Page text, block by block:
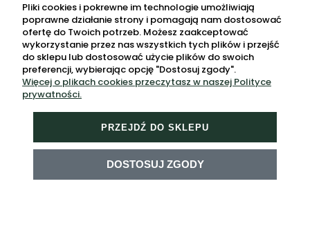
POMOC
MOJE KONTO
PŁATNOŚCI I DOSTAWA
O NAS
Pliki cookies i pokrewne im technologie umożliwiają
poprawne działanie strony i pomagają nam dostosować
ofertę do Twoich potrzeb. Możesz zaakceptować
wykorzystanie przez nas wszystkich tych plików i przejść
do sklepu lub dostosować użycie plików do swoich
preferencji, wybierając opcję "Dostosuj zgody".
Więcej o plikach cookies przeczytasz w naszej Polityce
prywatności.
PRZEJDŹ DO SKLEPU
DOSTOSUJ ZGODY